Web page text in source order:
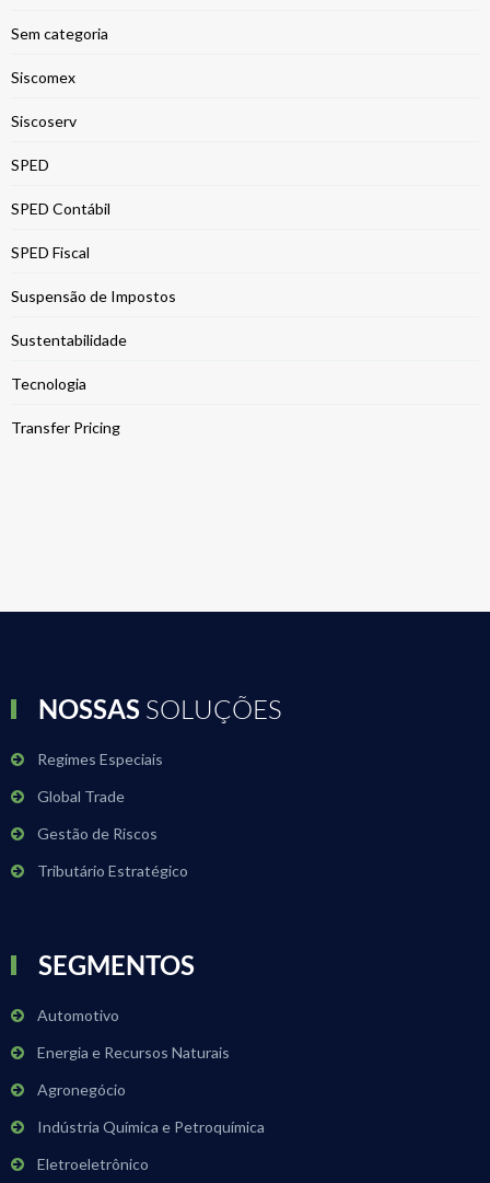
Sem categoria
Siscomex
Siscoserv
SPED
SPED Contábil
SPED Fiscal
Suspensão de Impostos
Sustentabilidade
Tecnologia
Transfer Pricing
NOSSAS SOLUÇÕES
Regimes Especiais
Global Trade
Gestão de Riscos
Tributário Estratégico
SEGMENTOS
Automotivo
Energia e Recursos Naturais
Agronegócio
Indústria Química e Petroquímica
Eletroeletrônico